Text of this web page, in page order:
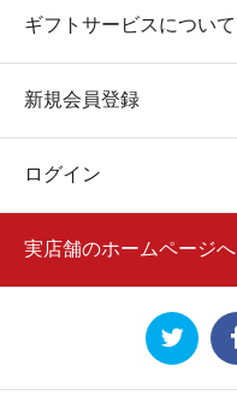
ギフトサービスについて
新規会員登録
ログイン
実店舗のホームページへ